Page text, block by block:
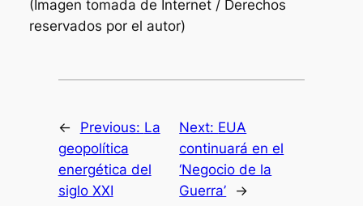
(Imagen tomada de Internet / Derechos
reservados por el autor)
← Previous: La
geopolítica
energética del
siglo XXI
Next: EUA
continuará en el
‘Negocio de la
Guerra’
→